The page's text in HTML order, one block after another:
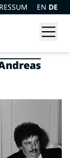
EN DE